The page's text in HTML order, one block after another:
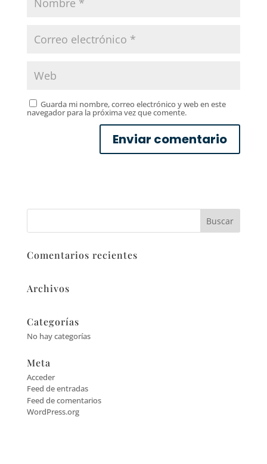
Guarda mi nombre, correo electrónico y web en este
navegador para la próxima vez que comente.
Comentarios recientes
Archivos
Categorías
No hay categorías
Meta
Acceder
Feed de entradas
Feed de comentarios
WordPress.org